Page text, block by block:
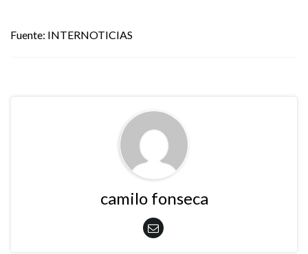
Fuente: INTERNOTICIAS
camilo fonseca